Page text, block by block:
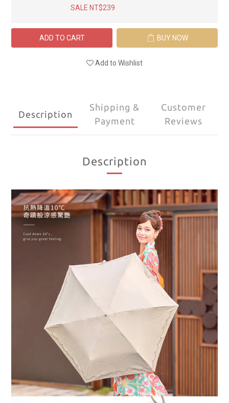
SALE NT$239
ADD TO CART BUY NOW
Add to Wishlist
Description
Shipping &
Payment
Customer
Reviews
Description